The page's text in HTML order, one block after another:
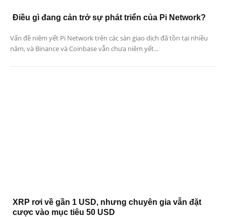
Điều gì đang cản trở sự phát triển của Pi Network?
Vấn đề niêm yết Pi Network trên các sàn giao dịch đã tồn tại nhiều
năm, và Binance và Coinbase vẫn chưa niêm yết...
XRP rơi về gần 1 USD, nhưng chuyên gia vẫn đặt
cược vào mục tiêu 50 USD